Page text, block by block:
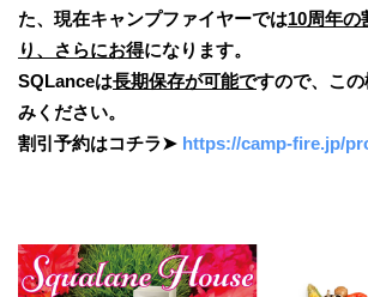
た、現在キャンプファイヤーでは10周年の
り、さらにお得になります。
SQLanceは長期保存が可能ですので、こ
みください。
割引予約はコチラ➤ https://camp-fire.jp/